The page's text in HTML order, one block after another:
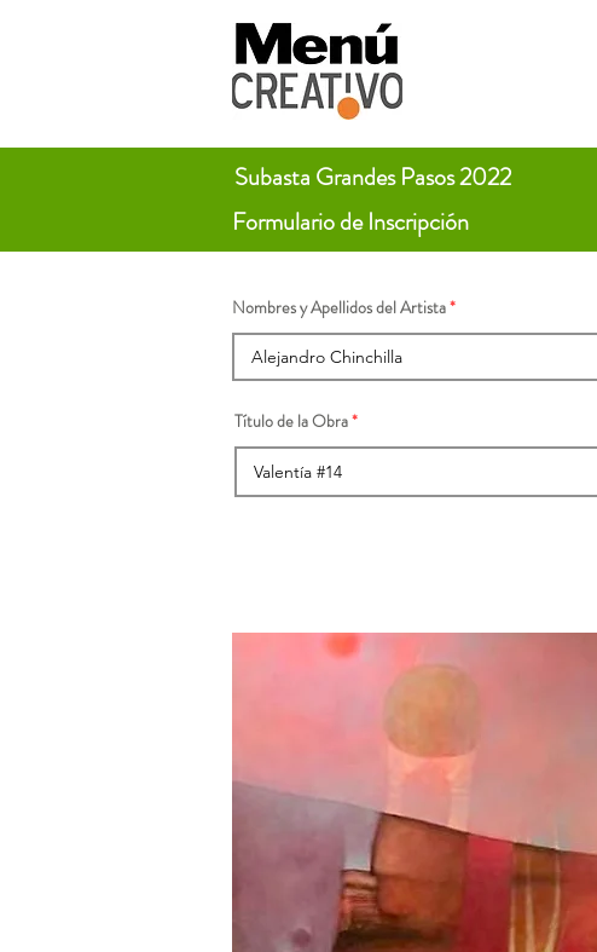
Subasta Grandes Pasos 2022
Formulario de Inscripción
Nombres y Apellidos del Artista
Título de la Obra